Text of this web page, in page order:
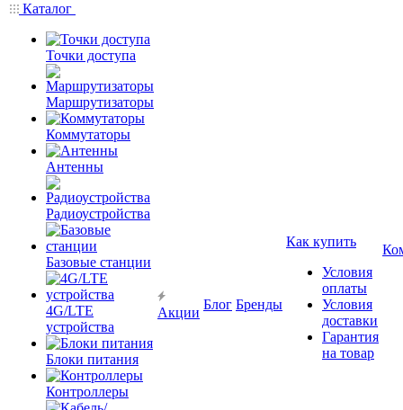
Каталог
Точки доступа
Маршрутизаторы
Коммутаторы
Антенны
Радиоустройства
Базовые станции
4G/LTE
устройства
Блоки питания
Контроллеры
Акции
Блог Бренды
Как купить
Условия
оплаты
Условия
доставки
Гарантия
на товар